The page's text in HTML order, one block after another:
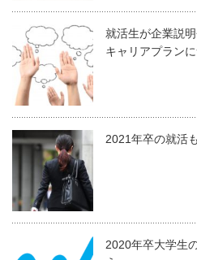
就活生が企業説
キャリアプラン
2021年卒の就活
2020年卒大学生